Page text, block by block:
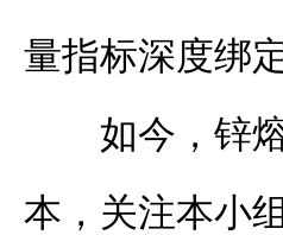
量指标深度绑
如今，锌
本，关注本小